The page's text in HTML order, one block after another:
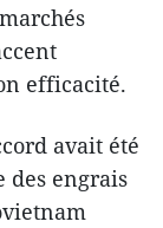
efficacité.
avait été
des engrais